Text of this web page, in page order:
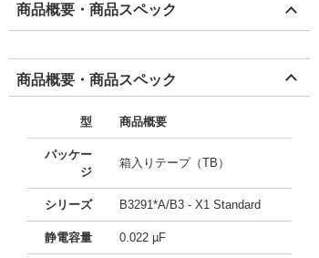
商品概要・商品スペック
商品概要・商品スペック
型 商品概要
パッケー
ジ
箱入りテープ（TB）
シリーズ B3291*A/B3 - X1 Standard
静電容量 0.022 µF